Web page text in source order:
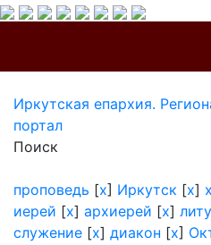
Иркутская епархия.
портал
Поиск
проповедь [x] Иркутск [x]
иерей [x] архиерей [x]
служение [x] диакон [x]